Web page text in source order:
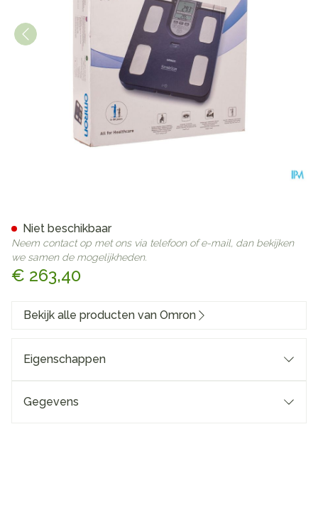
€ 263,40
Niet beschikbaar
Neem contact op met ons via telefoon of e-mail, dan bekijken
we samen de mogelijkheden.
Bekijk alle producten van Omron
Eigenschappen
Gegevens